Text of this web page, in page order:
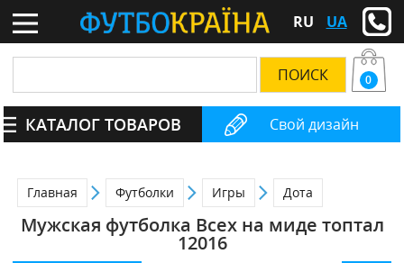
RU UA
Свой дизайн
0
КАТАЛОГ ТОВАРОВ
Главная Футболки Игры Дота
Мужская футболка Всех на миде топтал
12016